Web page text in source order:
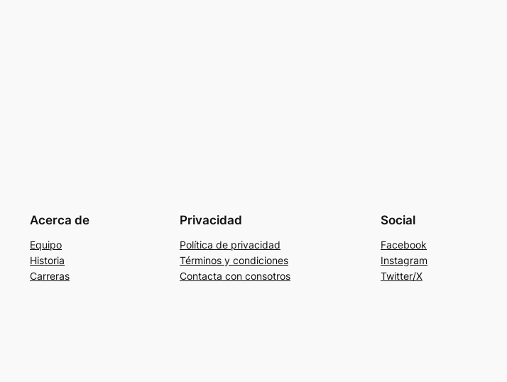
Acerca de
Equipo
Historia
Carreras
Privacidad
Política de privacidad
Términos y condiciones
Contacta con consotros
Social
Facebook
Instagram
Twitter/X